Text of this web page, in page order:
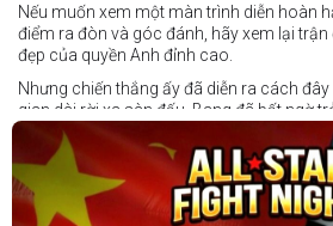
Nếu muốn xem một màn trình diễn hoàn
điểm ra đòn và góc đánh, hãy xem lại
đẹp của quyền Anh đỉnh cao.
Nhưng chiến thắng ấy đã diễn ra cách
gian dài rời xa sàn đấu, Bang đã bất ngờ
Trigger Promotion 7.
Ở tuổi 33, Lê Thị Bằng quyết định chuyển
nghiệp — và cô ngay lập tức tạo dấu ấn
đối thủ trẻ tài năng của nước chủ nhà,